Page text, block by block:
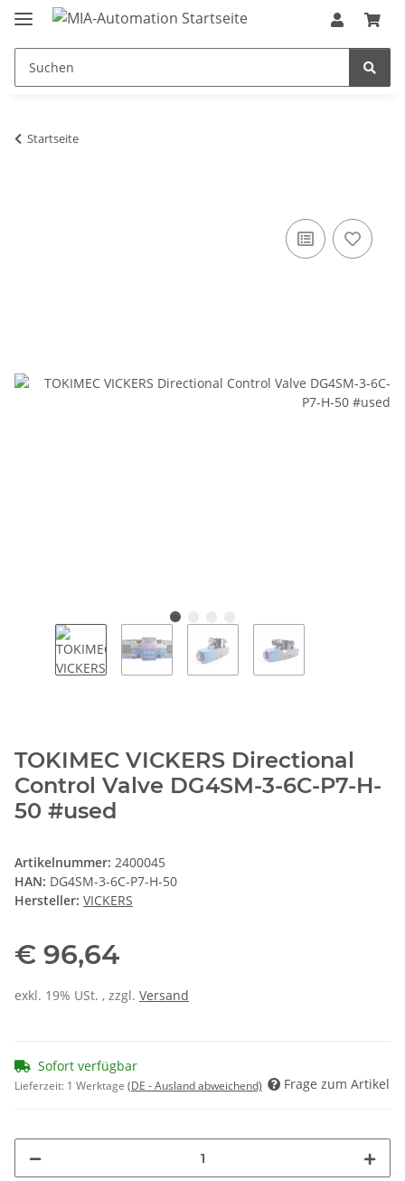
Startseite
TOKIMEC VICKERS Directional
Control Valve DG4SM-3-6C-P7-H-
50 #used
Artikelnummer: 2400045
HAN: DG4SM-3-6C-P7-H-50
Hersteller: VICKERS
€ 96,64
exkl. 19% USt. , zzgl. Versand
Sofort verfügbar
Lieferzeit: 1 Werktage (DE - Ausland abweichend) Frage zum Artikel